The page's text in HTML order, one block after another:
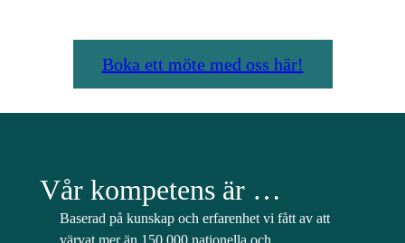
Boka ett möte med oss här!
Vår kompetens är …
Baserad på kunskap och erfarenhet vi fått av att
värvat mer än 150 000 nationella och